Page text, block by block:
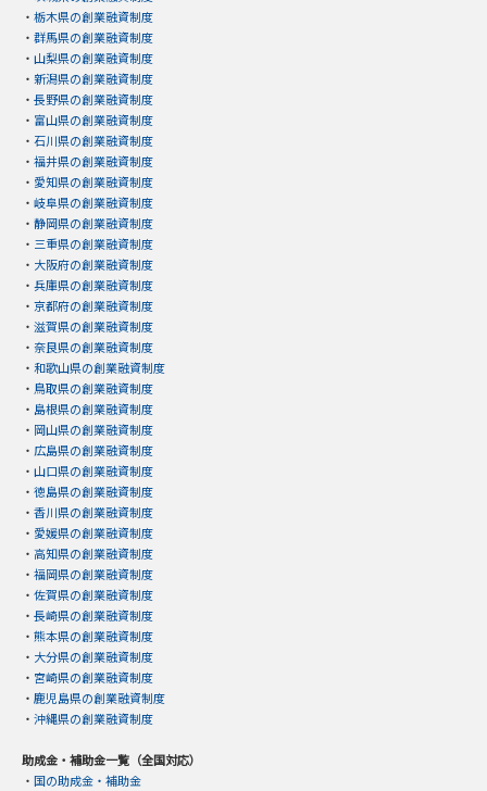
・ 栃木県の創業融資制度
・ 群馬県の創業融資制度
・ 山梨県の創業融資制度
・ 新潟県の創業融資制度
・ 長野県の創業融資制度
・ 富山県の創業融資制度
・ 石川県の創業融資制度
・ 福井県の創業融資制度
・ 愛知県の創業融資制度
・ 岐阜県の創業融資制度
・ 静岡県の創業融資制度
・ 三重県の創業融資制度
・ 大阪府の創業融資制度
・ 兵庫県の創業融資制度
・ 京都府の創業融資制度
・ 滋賀県の創業融資制度
・ 奈良県の創業融資制度
・ 和歌山県の創業融資制度
・ 鳥取県の創業融資制度
・ 島根県の創業融資制度
・ 岡山県の創業融資制度
・ 広島県の創業融資制度
・ 山口県の創業融資制度
・ 徳島県の創業融資制度
・ 香川県の創業融資制度
・ 愛媛県の創業融資制度
・ 高知県の創業融資制度
・ 福岡県の創業融資制度
・ 佐賀県の創業融資制度
・ 長崎県の創業融資制度
・ 熊本県の創業融資制度
・ 大分県の創業融資制度
・ 宮崎県の創業融資制度
・ 鹿児島県の創業融資制度
・ 沖縄県の創業融資制度
助成金・補助金一覧（全国対応）
・ 国の助成金・補助金